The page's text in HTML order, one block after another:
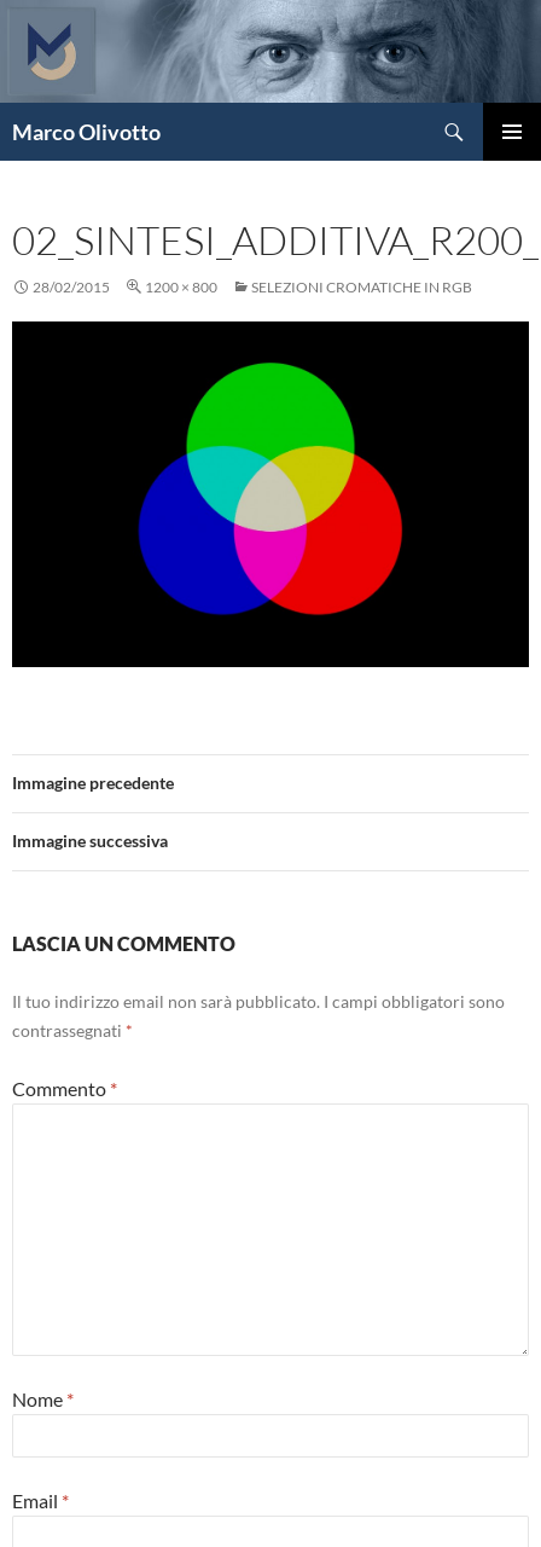
contenuto
Marco Olivotto
28/02/2015 1200 × 800 SELEZIONI CROMATICHE IN RGB
Immagine precedente
Immagine successiva
LASCIA UN COMMENTO
Il tuo indirizzo email non sarà pubblicato. I campi obbligatori sono
contrassegnati *
Commento *
Nome *
Email *